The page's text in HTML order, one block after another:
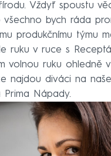
Vždyť spoustu
bych ráda
produkčnímu týmu
ruku v ruce s
volnou ruku ohledně
najdou diváci na
Nápady.